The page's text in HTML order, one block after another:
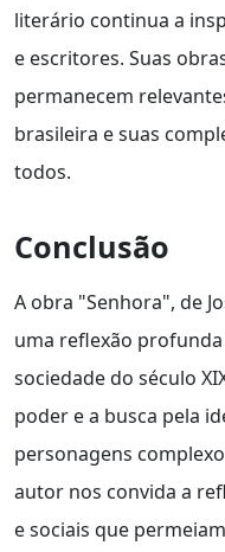
literário continua a
e escritores. Suas
permanecem
brasileira e suas
todos.
Conclusão
A obra "Senhora", de
uma reflexão
sociedade do século
poder e a busca pela
personagens
autor nos convida a
e sociais que